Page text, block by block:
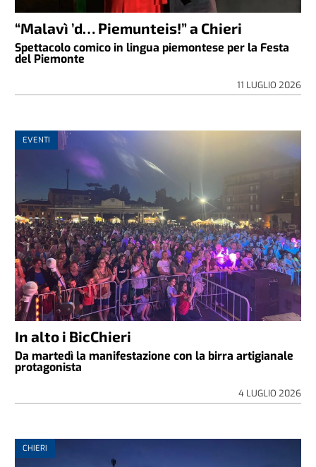
“Malavì ’d… Piemunteis!” a Chieri
Spettacolo comico in lingua piemontese per la Festa
del Piemonte
11 LUGLIO 2026
EVENTI
In alto i BicChieri
Da martedì la manifestazione con la birra artigianale
protagonista
4 LUGLIO 2026
CHIERI